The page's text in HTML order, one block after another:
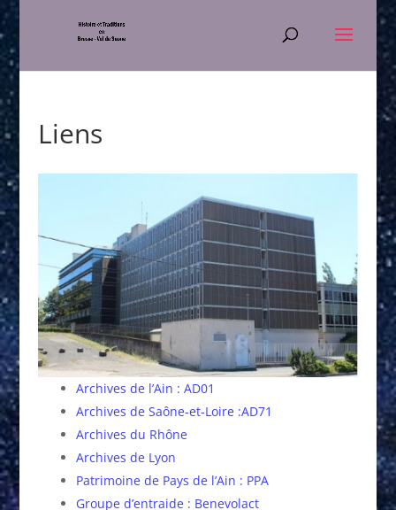
Liens
Archives de l’Ain : AD01
Archives de Saône-et-Loire :AD71
Archives du Rhône
Archives de Lyon
Patrimoine de Pays de l’Ain : PPA
Groupe d’entraide : Benevolact